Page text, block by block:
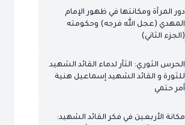
دور المرأة ومكانتها في ظهور الإمام
المهدي (عجل الله فرجه) وحكومته
(الجزء الثاني)
الحرس الثوري: الثأر لدماء القائد الشهيد
للثورة و القائد الشهيد إسماعيل هنية
أمر حتمي
مكانة الأربعين في فكر القائد الشهيد: